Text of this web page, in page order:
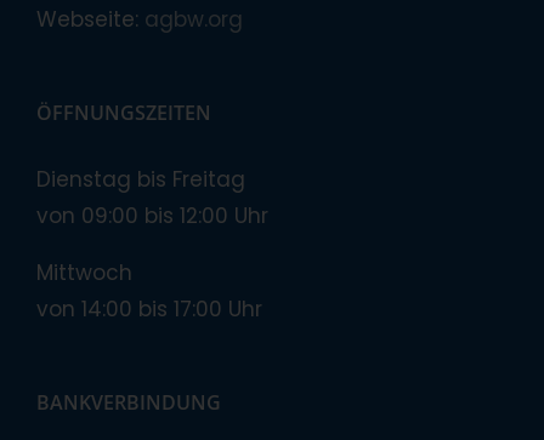
Webseite: agbw.org
ÖFFNUNGSZEITEN
Dienstag bis Freitag
von 09:00 bis 12:00 Uhr
Mittwoch
von 14:00 bis 17:00 Uhr
BANKVERBINDUNG